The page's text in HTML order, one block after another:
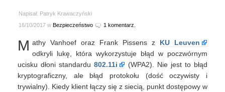
Napisał: Patryk Krawaczyński
16/10/2017 w Bezpieczeństwo 1 komentarz.
M athy Vanhoef oraz Frank Pissens z KU Leuven
odkryli lukę, która wykorzystuje błąd w poczwórnym
ucisku dłoni standardu 802.11i
(WPA2). Nie jest to błąd
kryptograficzny, ale błąd protokołu (dość oczywisty i
trywialny). Kiedy klient łączy się z siecią, punkt dostępowy w